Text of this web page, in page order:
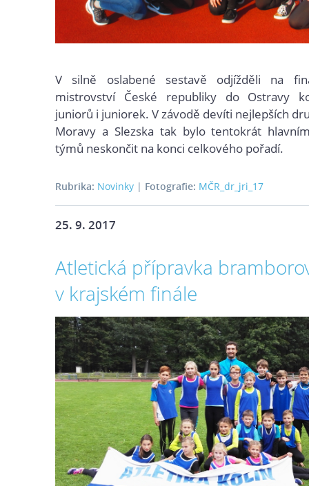
V silně oslabené sestavě odjížděli na
mistrovství České republiky do Ostravy
juniorů i juniorek. V závodě devíti nejlepších
Moravy a Slezska tak bylo tentokrát
týmů neskončit na konci celkového pořadí.
Rubrika: Novinky | Fotografie: MČR_dr_jri_17
25. 9. 2017
Atletická přípravka
v krajském finále